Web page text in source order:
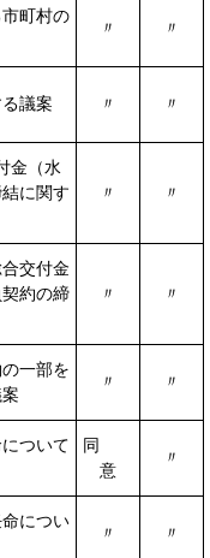
町村の
〃 〃
議案 〃 〃
金（水
に関す
〃 〃
交付金
契約の締
〃 〃
一部を
〃 〃
ついて
同
意
〃
につい
〃 〃